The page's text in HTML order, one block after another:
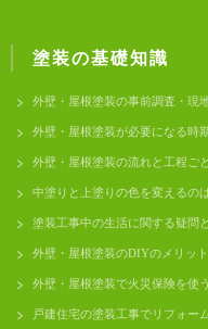
塗装の基礎知識
外壁・屋根塗装の事前調査・現
外壁・屋根塗装が必要になる時
外壁・屋根塗装の流れと工程ご
中塗りと上塗りの色を変えるの
塗装工事中の生活に関する疑問
外壁・屋根塗装のDIYのメリッ
外壁・屋根塗装で火災保険を使
戸建住宅の塗装工事でリフォー